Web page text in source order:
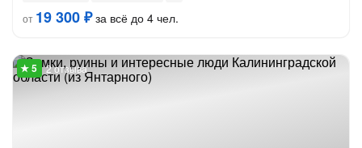
от 19 300 ₽за всё до 4 чел.
2 отзыва